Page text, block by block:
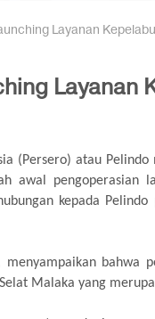
Layanan
Layanan
(Persero) atau
awal
kepada
bahwa
Malaka yang